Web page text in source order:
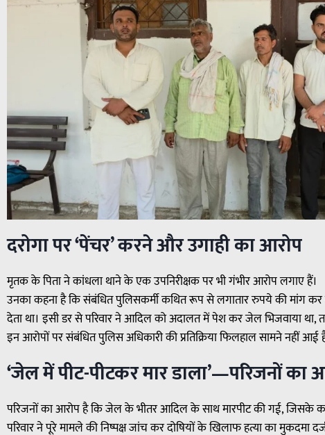
दरोगा पर ‘पेंचर’ करने और उगाही का आरोप
मृतक के पिता ने कांधला थाने के एक उपनिरीक्षक पर भी गंभीर आरोप लगाए हैं।
उनका कहना है कि संबंधित पुलिसकर्मी कथित रूप से लगातार रुपये की मांग कर
देता था। इसी डर से परिवार ने आदिल को अदालत में पेश कर जेल भिजवाया था,
इन आरोपों पर संबंधित पुलिस अधिकारी की प्रतिक्रिया फिलहाल सामने नहीं आई
‘जेल में पीट-पीटकर मार डाला’—परिजनों का
परिजनों का आरोप है कि जेल के भीतर आदिल के साथ मारपीट की गई, जिसके
परिवार ने पूरे मामले की निष्पक्ष जांच कर दोषियों के खिलाफ हत्या का मुकदमा